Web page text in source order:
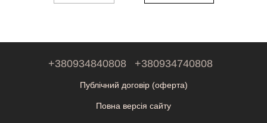
+380934840808 +380934740808
Публічний договір (оферта)
Повна версія сайту